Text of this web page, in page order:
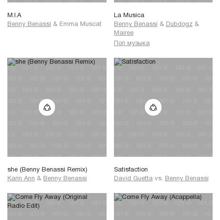
M.I.A
Benny Benassi & Emma Muscat
La Musica
Benny Benassi & Dubdogz &
Mairee
Поп музыка
she (Benny Benassi Remix)
Karin Ann & Benny Benassi
Satisfaction
David Guetta vs. Benny Benassi